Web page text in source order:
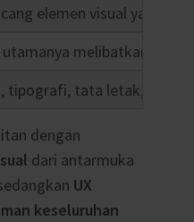
elemen visual yang
utamanya melibatkan
tipografi, tata letak, dll.
dengan
dari antarmuka
UX
keseluruhan